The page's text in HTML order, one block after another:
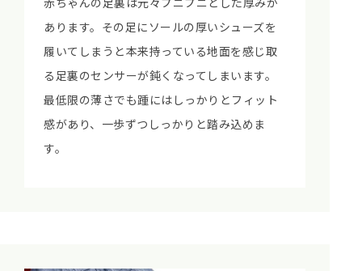
あります。その足にソールの厚いシューズを
履いてしまうと本来持っている地面を感じ取
る足裏のセンサーが鈍くなってしまいます。
最低限の薄さでも踵にはしっかりとフィット
感があり、一歩ずつしっかりと踏み込めま
す。